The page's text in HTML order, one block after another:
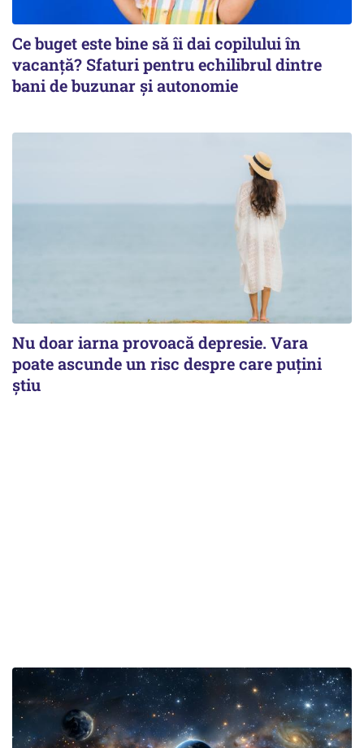
Ce buget este bine să îi dai copilului în
vacanță? Sfaturi pentru echilibrul dintre
bani de buzunar și autonomie
Nu doar iarna provoacă depresie. Vara
poate ascunde un risc despre care puțini
știu